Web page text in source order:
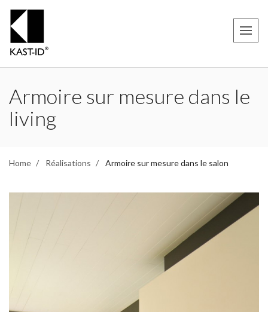
Armoire sur mesure dans le
living
Home Réalisations Armoire sur mesure dans le salon